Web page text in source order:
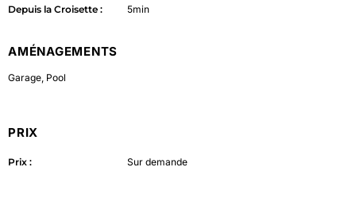
Depuis la Croisette :
5min
AMÉNAGEMENTS
Garage Pool
PRIX
Prix : Sur demande